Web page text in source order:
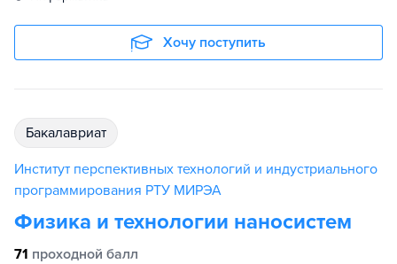
Хочу поступить
бакалавриат
Институт перспективных технологий и индустриального
программирования РТУ МИРЭА
Физика и технологии наносистем
71 проходной балл